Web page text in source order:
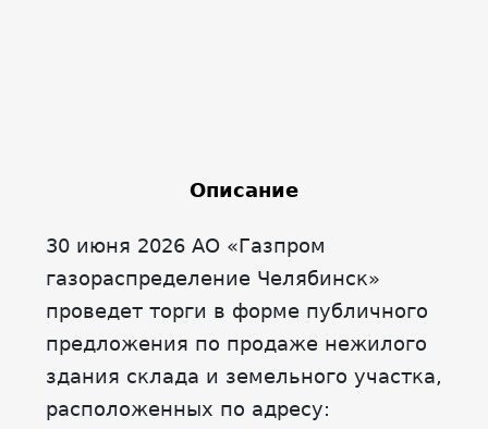
Описание
30 июня 2026 АО «Газпром
газораспределение Челябинск»
проведет торги в форме публичного
предложения по продаже нежилого
здания склада и земельного участка,
расположенных по адресу: